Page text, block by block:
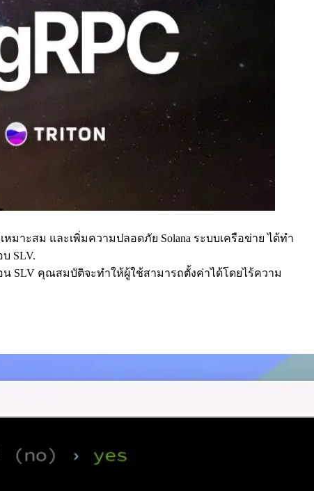
มเหมาะสม และเพิ่มความปลอดภัย Solana ระบบเครือข่าย ได้ทํา
SLV.
น SLV คุณสมบัติจะทําให้ผู้ใช้สามารถตั้งค่าได้โดยไร้ความ